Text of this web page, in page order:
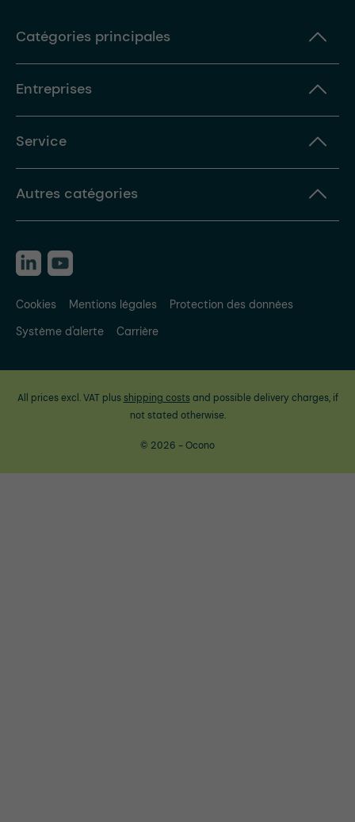
Catégories principales
Entreprises
Service
Autres catégories
Cookies Mentions légales
Protection des données
Système d'alerte
Carrière
All prices excl. VAT plus shipping costsand possible delivery charges, if
not stated otherwise.
© 2026 - Ocono